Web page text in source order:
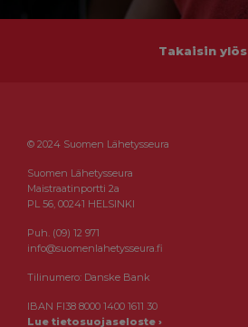
Takaisin ylös
© 2024 Suomen Lähetysseura
Suomen Lähetysseura
Maistraatinportti 2a
PL 56, 00241 HELSINKI
Puh. (09) 12 971
info@suomenlahetysseura.fi
Tilinumero: Danske Bank
IBAN FI38 8000 1400 1611 30
Lue tietosuojaseloste ›